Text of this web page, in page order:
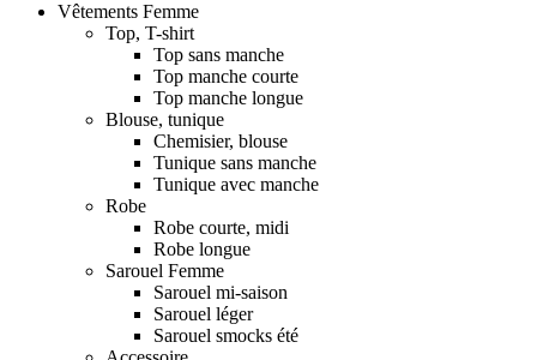
Vêtements Femme
Top, T-shirt
Top sans manche
Top manche courte
Top manche longue
Blouse, tunique
Chemisier, blouse
Tunique sans manche
Tunique avec manche
Robe
Robe courte, midi
Robe longue
Sarouel Femme
Sarouel mi-saison
Sarouel léger
Sarouel smocks été